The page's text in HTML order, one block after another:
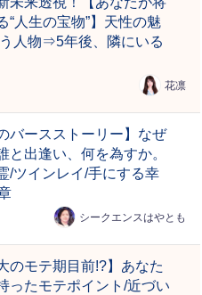
“人生の宝物”】天性の魅
人物⇒5年後、隣にいる
花凛
バースストーリー】なぜ
と出逢い、何を為すか。
/ツインレイ/手にする幸
シークエンスはやとも
のモテ期目前!?】あなた
ったモテポイント/近づい